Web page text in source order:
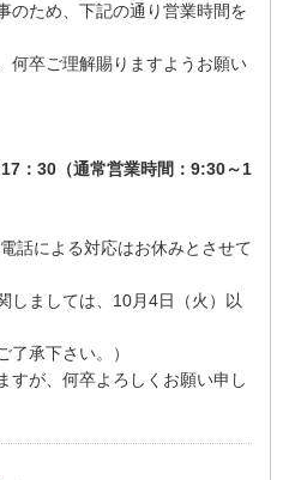
のため、下記の通り営業時間を
何卒ご理解賜りますようお願い
：30（通常営業時間：9:30～1
話による対応はお休みとさせて
しましては、10月4日（火）以
了承下さい。）
すが、何卒よろしくお願い申し